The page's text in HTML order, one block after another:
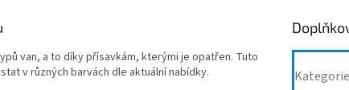
van, a to díky přísavkám, kterými je opatřen. Tuto
v různých barvách dle aktuální nabídky.
Kategorie